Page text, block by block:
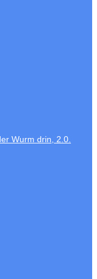
Wurm drin, 2.0.